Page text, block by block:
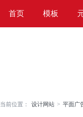
首页 模板
当前位置： 设计网站 > 平面广